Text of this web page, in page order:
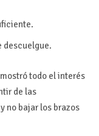
descuelgue.
todo el interés
de las
no bajar los brazos